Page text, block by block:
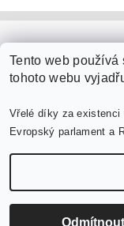
Tento web
tohoto webu
Vřelé díky za existenci
Evropský parlament a
Odmítnout